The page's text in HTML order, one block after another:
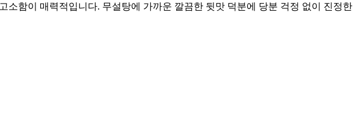
함이 매력적입니다. 무설탕에 가까운 깔끔한 뒷맛 덕분에 당분 걱정 없이 진정한